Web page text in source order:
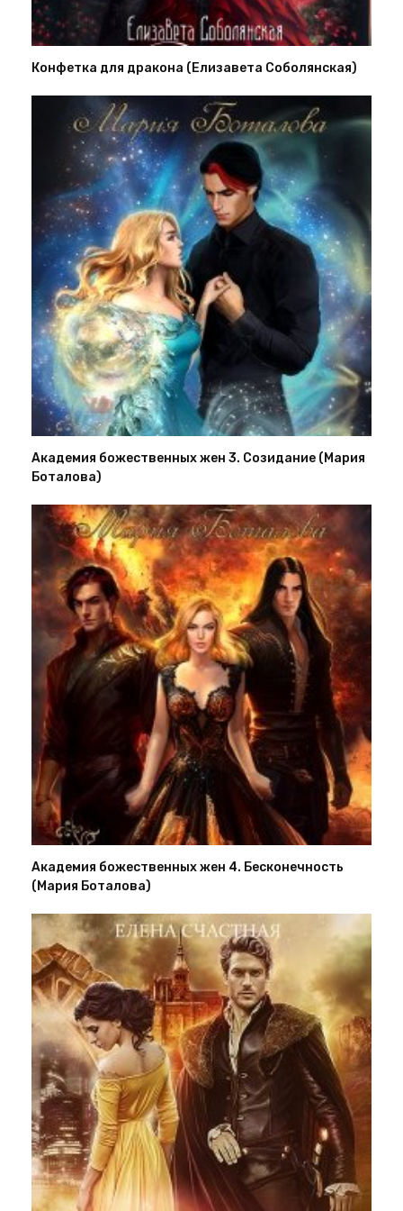
Конфетка для дракона (Елизавета Соболянская)
Академия божественных жен 3. Созидание (Мария
Боталова)
Академия божественных жен 4. Бесконечность
(Мария Боталова)